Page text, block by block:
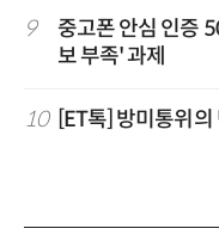
9
중고폰 안심 인증
보 부족' 과제
10 [ET톡] 방미통위의